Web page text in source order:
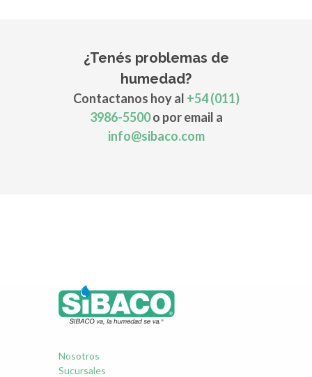
¿Tenés problemas de
humedad?
Contactanos hoy al +54 (011)
3986-5500o por email a
info@sibaco.com
Nosotros
Sucursales